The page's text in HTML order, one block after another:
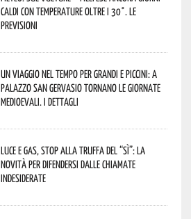
caldi con temperature oltre i 30°. Le
previsioni
Un viaggio nel tempo per grandi e piccini: a
Palazzo San Gervasio tornano le Giornate
Medioevali. I dettagli
Luce e gas, stop alla truffa del “Sì”: la
novità per difendersi dalle chiamate
indesiderate